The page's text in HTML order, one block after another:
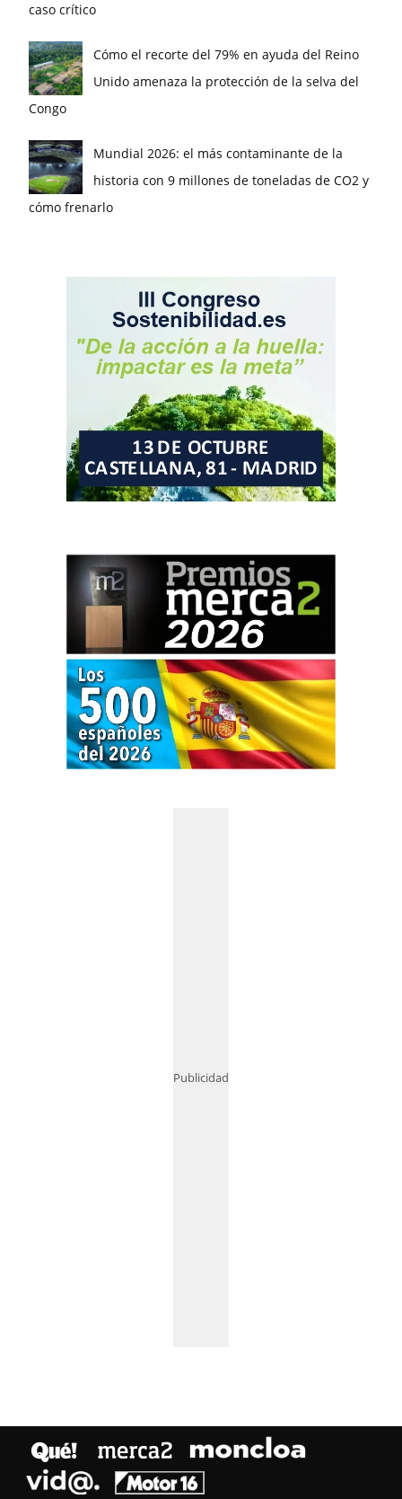
caso crítico
Cómo el recorte del 79% en ayuda del Reino
Unido amenaza la protección de la selva del
Congo
Mundial 2026: el más contaminante de la
historia con 9 millones de toneladas de CO2 y
cómo frenarlo
Publicidad